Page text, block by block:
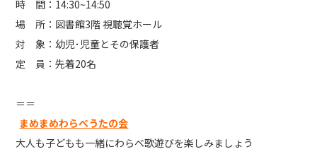
時 間：14:30~14:50
場 所：図書館3階 視聴覚ホール
対 象：幼児･児童とその保護者
定 員：先着20名
＝＝
まめまめわらべうたの会
大人も子どもも一緒にわらべ歌遊びを楽しみましょう